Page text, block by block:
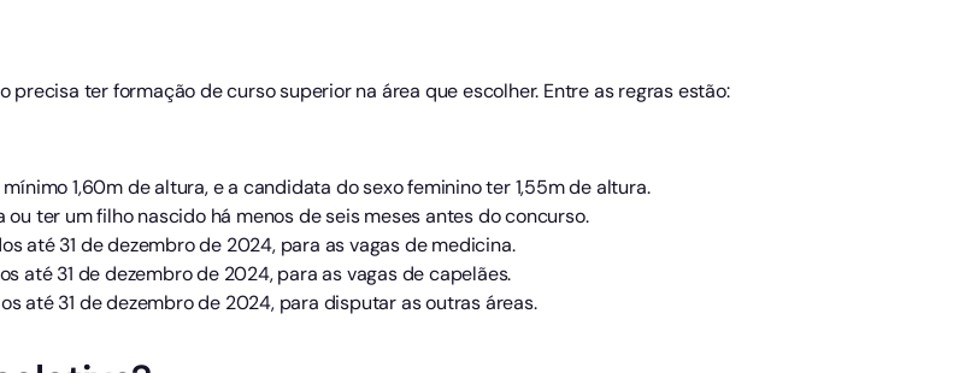
ter formação de curso superior na área que escolher. Entre as regras estão:
1,60m de altura, e a candidata do sexo feminino ter 1,55m de altura.
ter um filho nascido há menos de seis meses antes do concurso.
até 31 de dezembro de 2024, para as vagas de medicina.
até 31 de dezembro de 2024, para as vagas de capelães.
até 31 de dezembro de 2024, para disputar as outras áreas.